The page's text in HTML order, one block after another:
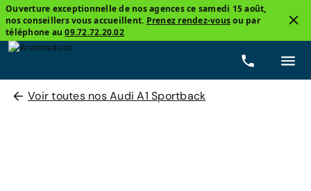
Ouverture exceptionnelle de nos agences ce samedi 15 août,
nos conseillers vous accueillent. Prenez rendez-vousou par
téléphone au09.72.72.20.02
Voir toutes nos Audi A1 Sportback